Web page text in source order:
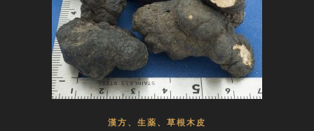
漢方、生薬、草根木皮